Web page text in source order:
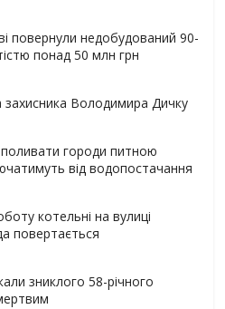
повернули недобудований 90-
понад 50 млн грн
Володимира Дичку
городи питною
від водопостачання
котельні на вулиці
повертається
зниклого 58-річного